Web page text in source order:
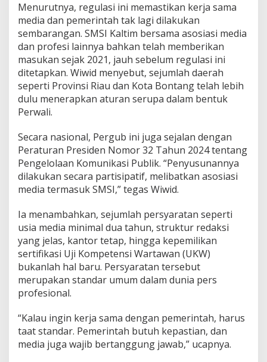
Menurutnya, regulasi ini memastikan kerja sama
media dan pemerintah tak lagi dilakukan
sembarangan. SMSI Kaltim bersama asosiasi media
dan profesi lainnya bahkan telah memberikan
masukan sejak 2021, jauh sebelum regulasi ini
ditetapkan. Wiwid menyebut, sejumlah daerah
seperti Provinsi Riau dan Kota Bontang telah lebih
dulu menerapkan aturan serupa dalam bentuk
Perwali.
Secara nasional, Pergub ini juga sejalan dengan
Peraturan Presiden Nomor 32 Tahun 2024 tentang
Pengelolaan Komunikasi Publik. “Penyusunannya
dilakukan secara partisipatif, melibatkan asosiasi
media termasuk SMSI,” tegas Wiwid.
Ia menambahkan, sejumlah persyaratan seperti
usia media minimal dua tahun, struktur redaksi
yang jelas, kantor tetap, hingga kepemilikan
sertifikasi Uji Kompetensi Wartawan (UKW)
bukanlah hal baru. Persyaratan tersebut
merupakan standar umum dalam dunia pers
profesional.
“Kalau ingin kerja sama dengan pemerintah, harus
taat standar. Pemerintah butuh kepastian, dan
media juga wajib bertanggung jawab,” ucapnya.